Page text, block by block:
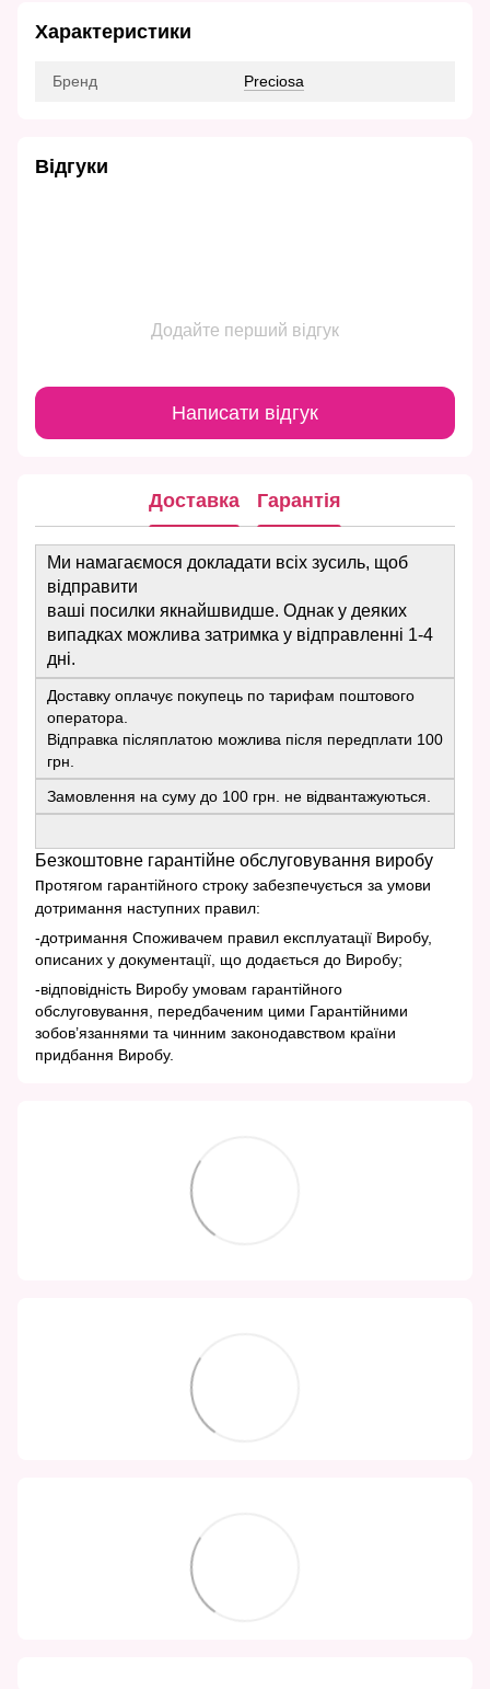
Характеристики
Бренд Preciosa
Відгуки
Додайте перший відгук
Написати відгук
Доставка Гарантія
Ми намагаємося докладати всіх зусиль, щоб
відправити
ваші посилки якнайшвидше. Однак у деяких
випадках можлива затримка у відправленні 1-4
дні.
Доставку оплачує покупець по тарифам поштового
оператора.
Відправка післяплатою можлива після передплати 100
грн.
Замовлення на суму до 100 грн. не відвантажуються.
Безкоштовне гарантійне обслуговування виробу
протягом гарантійного строку забезпечується за умови
дотримання наступних правил:
-дотримання Споживачем правил експлуатації Виробу,
описаних у документації, що додається до Виробу;
-відповідність Виробу умовам гарантійного
обслуговування, передбаченим цими Гарантійними
зобов’язаннями та чинним законодавством країни
придбання Виробу.